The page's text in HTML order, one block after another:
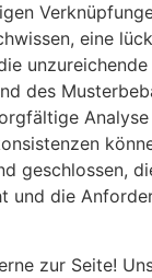
eine
des
geschlossen,
und die
zur Seite!